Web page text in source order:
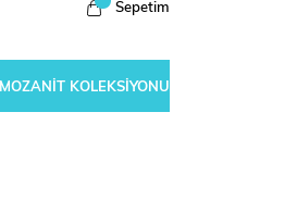
Sepetim
MOZANİT KOLEKSİYONU